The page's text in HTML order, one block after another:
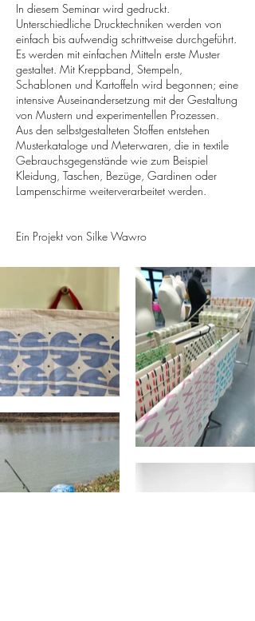
In diesem Seminar wird gedruckt.
Unterschiedliche Drucktechniken werden von
einfach bis aufwendig schrittweise durchgeführt.
Es werden mit einfachen Mitteln erste Muster
gestaltet. Mit Kreppband, Stempeln,
Schablonen und Kartoffeln wird begonnen; eine
intensive Auseinandersetzung mit der Gestaltung
von Mustern und experimentellen Prozessen.
Aus den selbstgestalteten Stoffen entstehen
Musterkataloge und Meterwaren, die in textile
Gebrauchsgegenstände wie zum Beispiel
Kleidung, Taschen, Bezüge, Gardinen oder
Lampenschirme weiterverarbeitet werden.
Ein Projekt von Silke Wawro